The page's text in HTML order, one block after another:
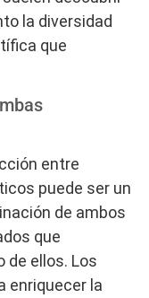
la diversidad
que
entre
puede ser un
de ambos
que
de ellos. Los
enriquecer la